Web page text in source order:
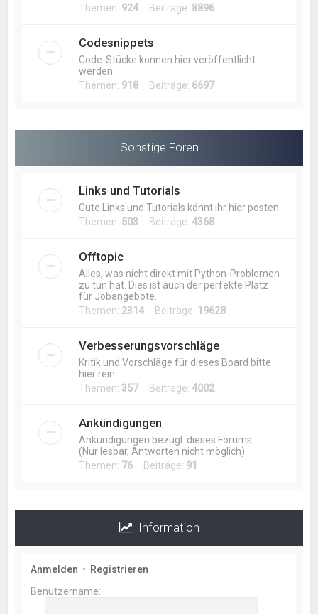
Themen: 924 Beiträge: 8896
Codesnippets
Code-Stücke können hier veröffentlicht
werden.
Themen: 918 Beiträge: 6697
Sonstige Foren
Links und Tutorials
Gute Links und Tutorials könnt ihr hier posten.
Themen: 503 Beiträge:4368
Offtopic
Alles, was nicht direkt mit Python-Problemen
zu tun hat. Dies ist auch der perfekte Platz
für Jobangebote.
Themen: 2314 Beiträge: 19628
Verbesserungsvorschläge
Kritik und Vorschläge für dieses Board bitte
hier rein.
Themen: 357Beiträge:4002
Ankündigungen
Ankündigungen bezügl. dieses Forums.
(Nur lesbar, Antworten nicht möglich)
Themen: 76 Beiträge: 91
Information
Anmelden • Registrieren
Benutzername: